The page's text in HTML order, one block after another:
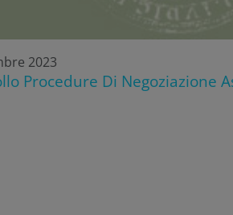
2023
Procedure Di Negoziazione